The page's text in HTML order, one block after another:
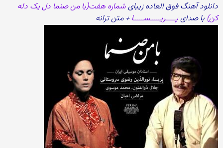
دانلود آهنگ فوق العاده زیبایشماره هفت(با من صنما دل یک دله
کن) با صدایپـــــریـــــســـــا+ متن ترانه